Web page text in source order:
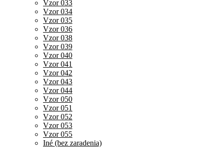
Vzor 033
Vzor 034
Vzor 035
Vzor 036
Vzor 038
Vzor 039
Vzor 040
Vzor 041
Vzor 042
Vzor 043
Vzor 044
Vzor 050
Vzor 051
Vzor 052
Vzor 053
Vzor 055
Iné (bez zaradenia)